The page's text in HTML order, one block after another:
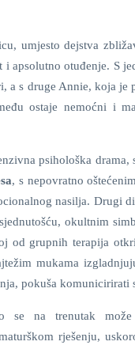
umjesto dejstva
otuđenje. S
a s druge Annie, koja
ostaje nemoćni i
psihološka drama,
, s nepovratno
nasilja. Drugi
okultnim
od grupnih terapija
mukama
pokuša komunicirirati
se na trenutak
rješenju,